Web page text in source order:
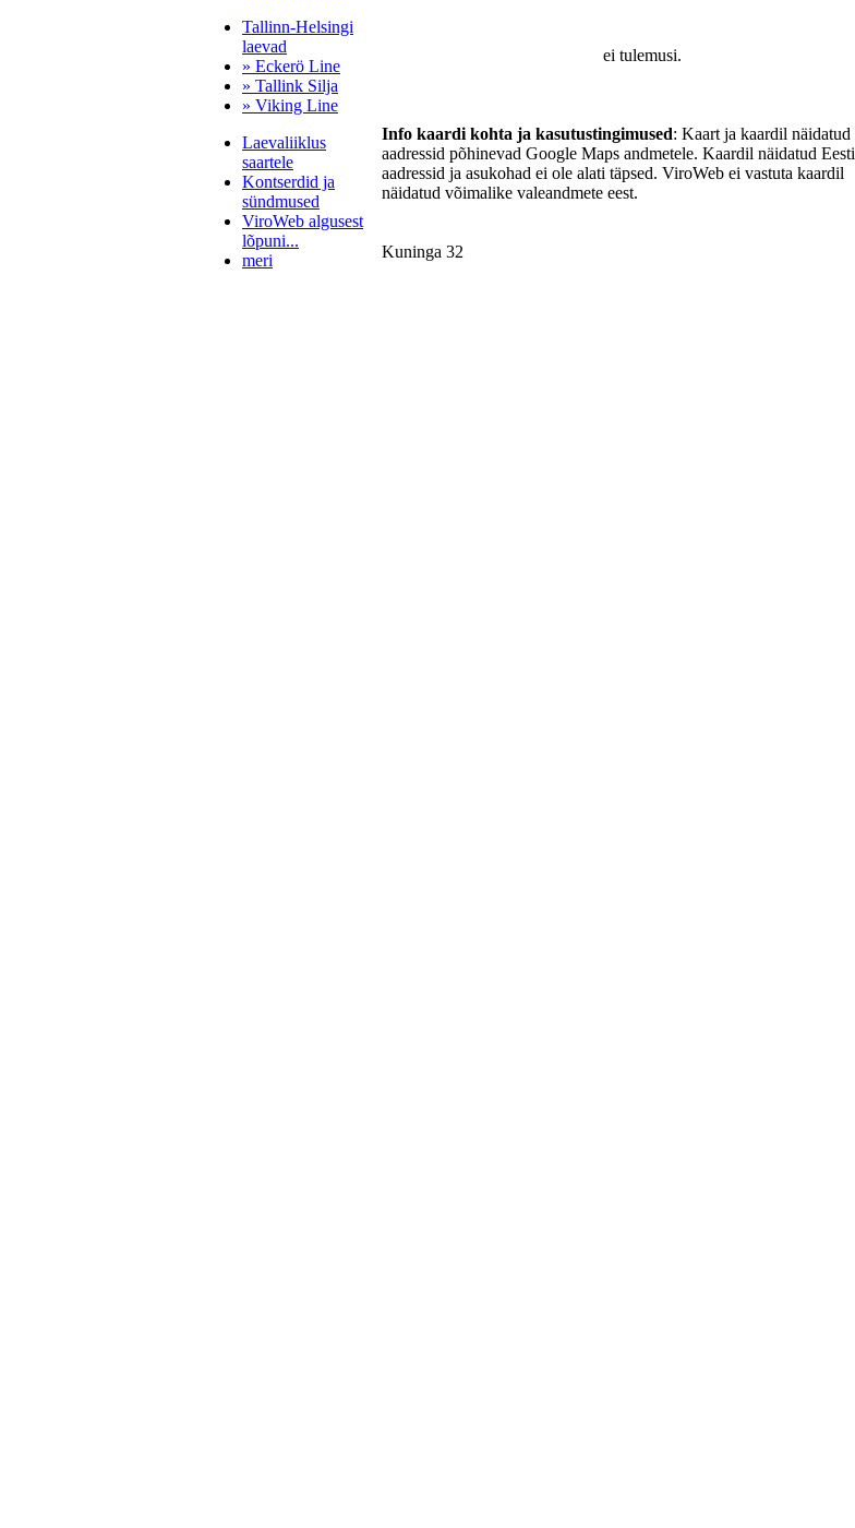
Tallinn-Helsingi
laevad
» Eckerö Line
» Tallink Silja
» Viking Line
Laevaliiklus
saartele
Kontserdid ja
sündmused
ViroWeb algusest
lõpuni...
meri
ei tulemusi.
Info kaardi kohta ja kasutustingimused: Kaart ja kaardil näidatud
aadressid põhinevad Google Maps andmetele. Kaardil näidatud Eesti
aadressid ja asukohad ei ole alati täpsed. ViroWeb ei vastuta kaardil
näidatud võimalike valeandmete eest.
Kuninga 32